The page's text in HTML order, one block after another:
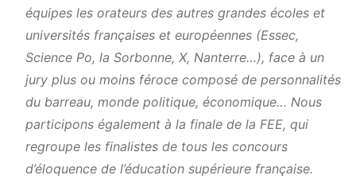
équipes les orateurs des autres grandes écoles et
universités françaises et européennes (Essec,
Science Po, la Sorbonne, X, Nanterre…), face à un
jury plus ou moins féroce composé de personnalités
du barreau, monde politique, économique… Nous
participons également à la finale de la FEE, qui
regroupe les finalistes de tous les concours
d’éloquence de l’éducation supérieure française.